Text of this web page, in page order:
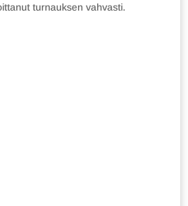
turnauksen vahvasti.